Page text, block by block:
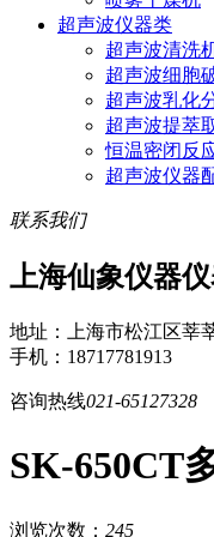
超声波仪器类
超声波清洗
超声波细胞
超声波乳化
超声波提萃
恒温密闭反
超声波仪器
联系我们
上海仙象仪器
地址：上海市松江区莘
手机：18717781913
咨询热线021-65127328
SK-650CT
浏览次数： 245